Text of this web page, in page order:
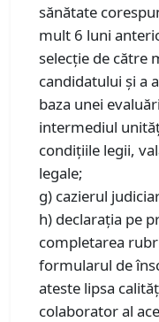
sănătate
mult 6 luni
selecție de către
candidatului și a
baza unei
intermediul
condițiile legii,
legale;
g) cazierul
h) declaraţia pe
completarea
formularul de
ateste lipsa
colaborator al